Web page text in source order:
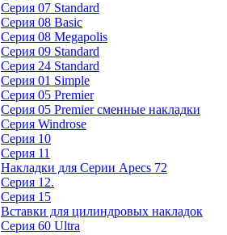
Cерия 07 Standard
Cерия 08 Basic
Cерия 08 Megapolis
Cерия 09 Standard
Cерия 24 Standard
Серия 01 Simple
Серия 05 Premier
Серия 05 Premier сменные накладки
Cерия Windrose
Серия 10
Серия 11
Накладки для Серии Apecs 72
Серия 12.
Серия 15
Вставки для цилиндровых накладок
Серия 60 Ultra